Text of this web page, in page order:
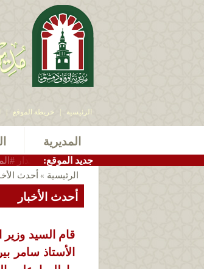
الرئيسية خريطة الموقع
المديرية
الاستاذ سامر بيرقدار
:جديد الموقع
الرئيسية » أحدث
أحدث الأخبار
قام السيد
الأستاذ سامر